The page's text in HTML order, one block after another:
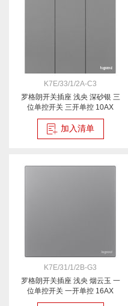
K7E/33/1/2A-C3
罗格朗开关插座 浅央 深砂银 三
位单控开关 三开单控 10AX
加入清单
K7E/31/1/2B-G3
罗格朗开关插座 浅央 烟云玉 一
位单控开关 一开单控 16AX